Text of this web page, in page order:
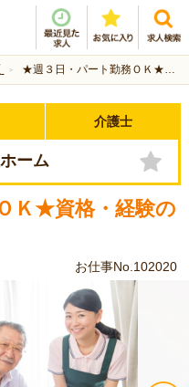
★週３日・パート勤務ＯＫ★資格・経験の無い方大歓迎♪
介護士
ーム
Ｋ★資格・経験の
お仕事No.102020